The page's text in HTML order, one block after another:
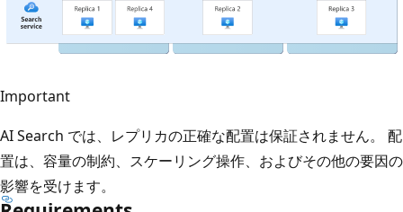
Important
AI Search では、レプリカの正確な配置は保証されません。 配
置は、容量の制約、スケーリング操作、およびその他の要因の
影響を受けます。